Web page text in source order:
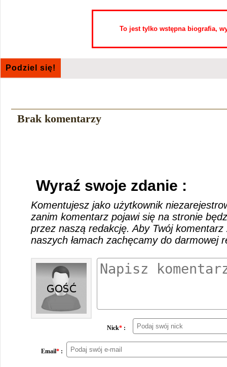
To jest tylko wstępna biografia,
Podziel się!
Brak komentarzy
Wyraź swoje zdanie :
Komentujesz jako użytkownik
zanim komentarz pojawi się na stronie
przez naszą redakcję. Aby Twój
naszych łamach zachęcamy do darmowej
Nick* :
Email* :